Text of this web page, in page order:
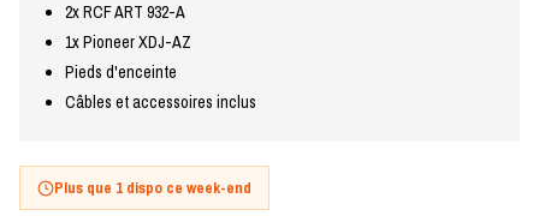
2x RCF ART 932-A
1x Pioneer XDJ-AZ
Pieds d'enceinte
Câbles et accessoires inclus
Plus que 1 dispo ce week-end